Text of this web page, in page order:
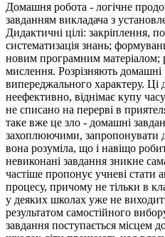
Домашня робота - логічне
завданням викладача з
Дидактичні цілі: закріплення,
систематизація знань;
новим програмним матеріалом;
мислення. Розрізняють домашні
випереджального характеру.
неефективно, віднімає купу
не списано на перерві в
таке вже це зло - домашні
захоплюючими, запропонувати
вона розуміла, що і навіщо
невиконані завдання зникне
частіше пропонує учневі
процесу, причому не тільки в
у деяких школах уже не
результатом самостійного
завдання поступається місцем